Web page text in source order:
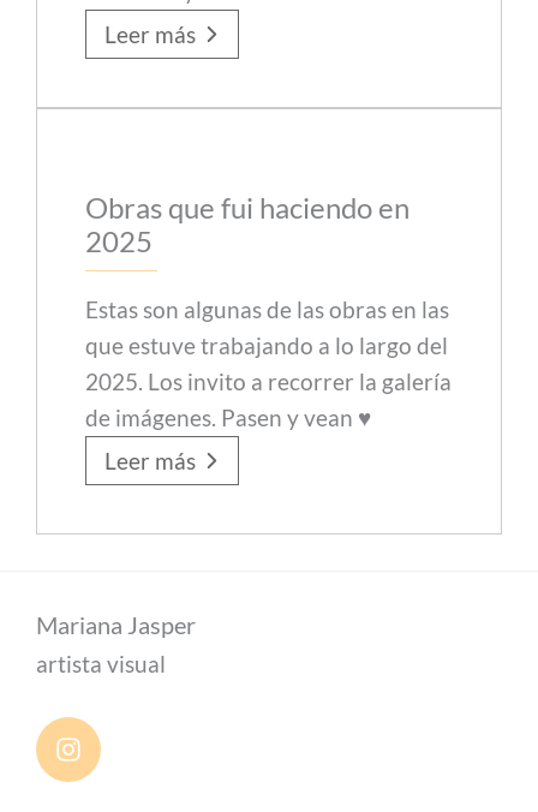
Leer más
Obras que fui haciendo en
2025
Estas son algunas de las obras en las
que estuve trabajando a lo largo del
2025. Los invito a recorrer la galería
de imágenes. Pasen y vean ♥️
Leer más
Mariana Jasper
artista visual